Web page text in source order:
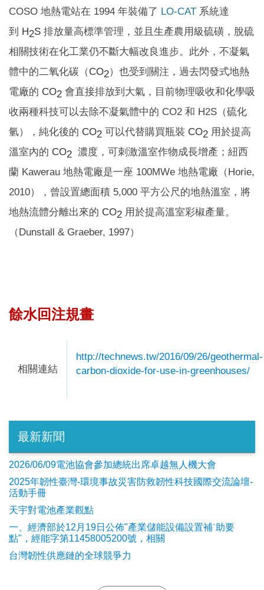
COSO 地熱電站在 1994 年裝備了 LO-CAT 系統達
到 H2S 排放量高標準管理，並且生產農用級硫磺，脫硫
相關技術在化工業仍不斷大幅改良進步。此外，不凝氣
體中的二氧化碳（CO2） 也受到關注，過去閃發式地熱
電廠的 CO2 會直接排放到大氣，目前物理吸收和化學吸
收兩種科技可以去除不凝氣體中的 CO2 和 H2S（硫化
氫）
，純化後的 CO2 可以代替購買瓶裝 CO2 用於提高
溫室內的 CO2 濃度，可刺激溫室作物成長增產；紐西
蘭 Kawerau 地熱電廠是一座 100MWe 地熱電廠（Horie,
2010），曾設置總面積 5,000 平方公尺的地熱溫室，將
地熱流體分離出來的 CO2 用於提高溫室彩椒產量。
（Dunstall & Graeber, 1997）
餘水回注規畫
相關連結
http://technews.tw/2016/09/26/geothermal-
carbon-dioxide-for-use-in-greenhouses/
最新新聞
2026/06/09電池協會參加總統出席卓越無人機大會
2025年韌性臺灣-環境事故災害防救韌性科技國際交流論壇-
活動手冊
天宇對電池產業觀點
​一、經濟部於12月19日公佈"產業儲能設備設置補ˋ助要
點"，經能字第11458005200號，相關
台灣韌性供應鏈的全球競爭力